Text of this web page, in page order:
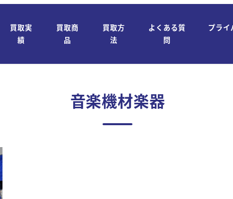
買取実
績
買取商
品
買取方
法
よくある質
問
プライ
音楽機材楽器